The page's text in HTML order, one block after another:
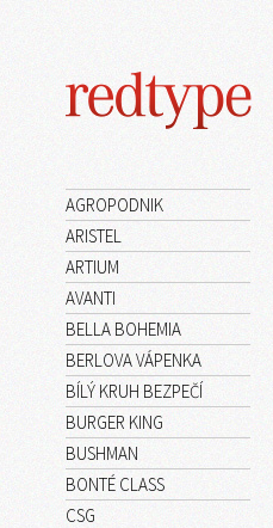
AGROPODNIK
ARISTEL
ARTIUM
AVANTI
BELLA BOHEMIA
BERLOVA VÁPENKA
BÍLÝ KRUH BEZPEČÍ
BURGER KING
BUSHMAN
BONTÉ CLASS
CSG